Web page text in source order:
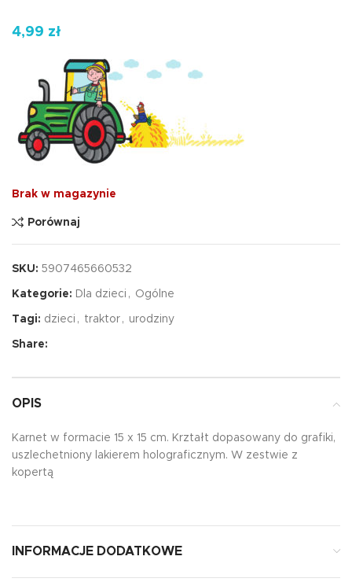
4,99 zł
Brak w magazynie
Porównaj
SKU: 5907465660532
Kategorie: Dla dzieci , Ogólne
Tagi: dzieci , traktor , urodziny
Share:
OPIS
Karnet w formacie 15 x 15 cm. Krztałt dopasowany do grafiki,
uszlechetniony lakierem holograficznym. W zestwie z
kopertą
INFORMACJE DODATKOWE